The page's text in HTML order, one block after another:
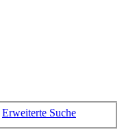
Erweiterte Suche